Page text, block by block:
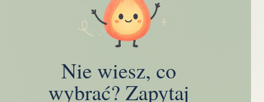
Nie wiesz, co
wybrać? Zapytaj